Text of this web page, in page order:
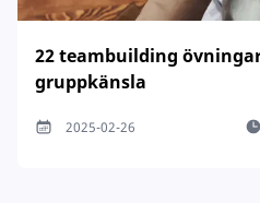
22 teambuilding
gruppkänsla
2025-02-26